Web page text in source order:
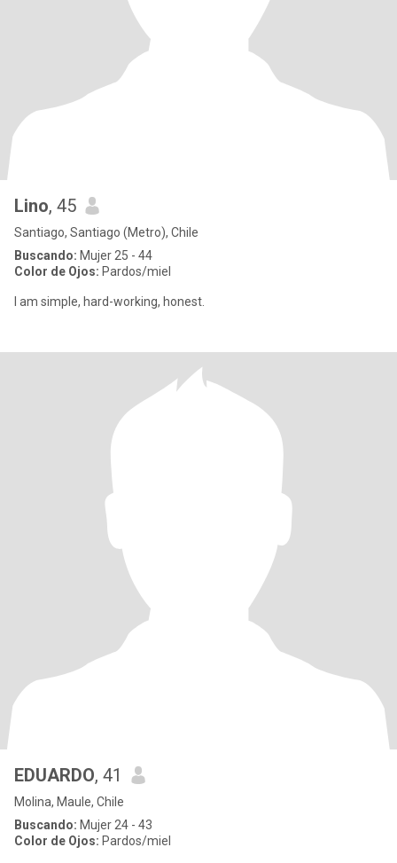
Lino, 45
Santiago, Santiago (Metro), Chile
Buscando: Mujer 25 - 44
Color de Ojos: Pardos/miel
I am simple, hard-working, honest.
EDUARDO, 41
Molina, Maule, Chile
Buscando: Mujer 24 - 43
Color de Ojos: Pardos/miel